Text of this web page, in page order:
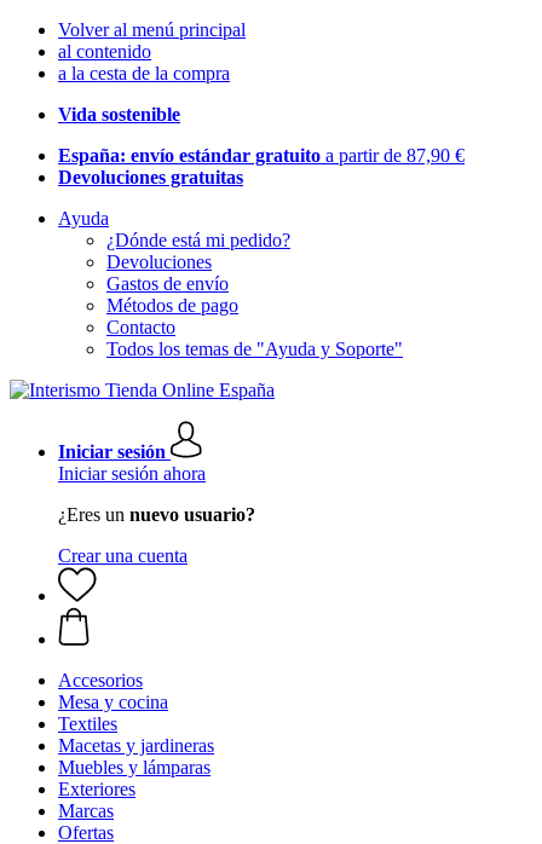
Volver al menú principal
al contenido
a la cesta de la compra
Vida sostenible
España: envío estándar gratuito a partir de 87,90 €
Devoluciones gratuitas
Ayuda
¿Dónde está mi pedido?
Devoluciones
Gastos de envío
Métodos de pago
Contacto
Todos los temas de "Ayuda y Soporte"
Iniciar sesión
Iniciar sesión ahora
¿Eres un nuevo usuario?
Crear una cuenta
Accesorios
Mesa y cocina
Textiles
Macetas y jardineras
Muebles y lámparas
Exteriores
Marcas
Ofertas